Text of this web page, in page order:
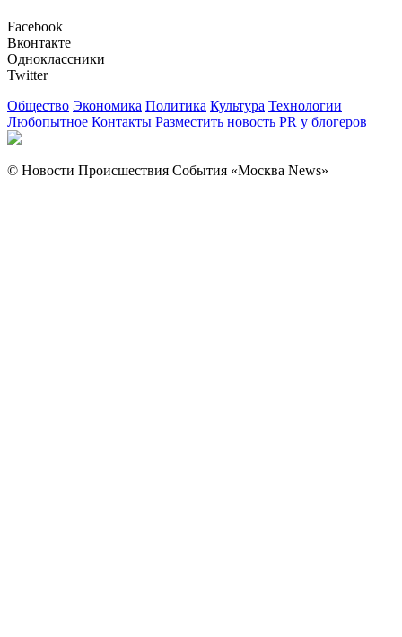
Facebook
Вконтакте
Одноклассники
Twitter
Общество Экономика Политика Культура Технологии
Любопытное Контакты Разместить новость PR у блогеров
© Новости Происшествия События «Москва News»